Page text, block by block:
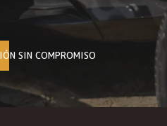
SIN COMPROMISO